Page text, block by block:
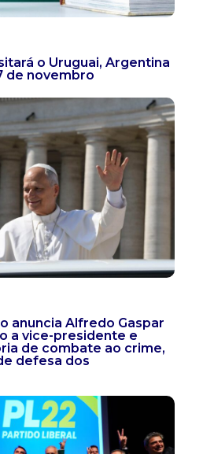
o Uruguai, Argentina
de novembro
anuncia Alfredo Gaspar
a vice-presidente e
de combate ao crime,
defesa dos